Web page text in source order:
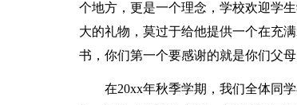
个地方，更是一个理念，学校欢迎学
大的礼物，莫过于给他提供一个在充
书，你们第一个要感谢的就是你们父
在20xx年秋季学期，我们全体同